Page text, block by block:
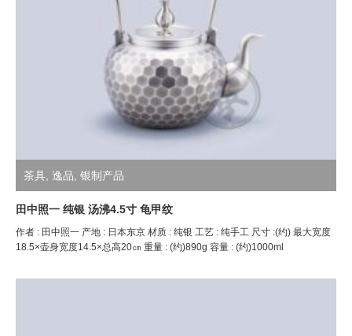
茶具 逸品 银制产品
田中照一 纯银 汤沸4.5寸 龟甲纹
作者 : 田中照一 产地 : 日本东京 材质 : 纯银 工艺 : 纯手工 尺寸 :(约) 最大宽度
18.5×壶身宽度14.5×总高20㎝ 重量 : (约)890g 容量 : (约)1000ml